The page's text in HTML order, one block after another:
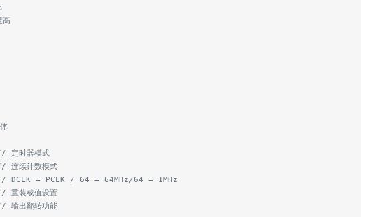
定时器模式
连续计数模式
DCLK = PCLK / 64 = 64MHz/64 = 1MHz
重装载值设置
输出翻转功能